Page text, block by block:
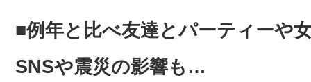
■例年と比べ友達とパーティーや
SNSや震災の影響も…